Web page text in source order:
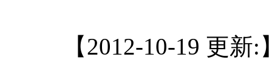
【2012-10-19 更新: